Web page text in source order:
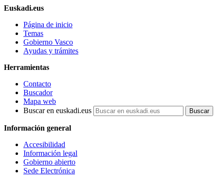
Euskadi.eus
Página de inicio
Temas
Gobierno Vasco
Ayudas y trámites
Herramientas
Contacto
Buscador
Mapa web
Buscar en euskadi.eus
Información general
Accesibilidad
Información legal
Gobierno abierto
Sede Electrónica